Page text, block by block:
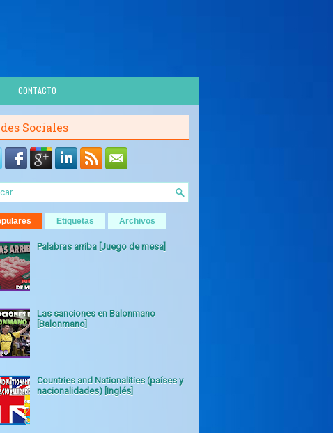
CONTACTO
Sociales
Etiquetas Archivos
Palabras arriba [Juego de mesa]
Las sanciones en Balonmano
[Balonmano]
Countries and Nationalities (países y
nacionalidades) [Inglés]